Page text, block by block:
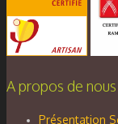
A propos de nous
Présentation